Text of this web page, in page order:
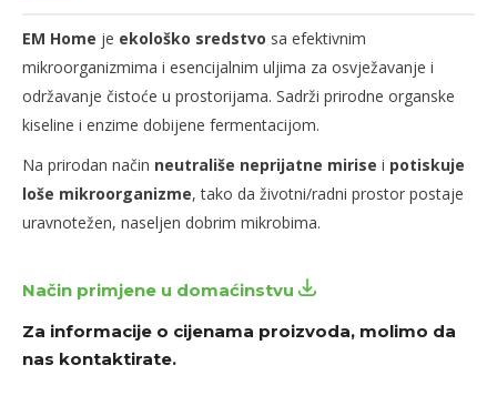
EM Home je ekološko sredstvo sa efektivnim
mikroorganizmima i esencijalnim uljima za osvježavanje i
održavanje čistoće u prostorijama. Sadrži prirodne organske
kiseline i enzime dobijene fermentacijom.
Na prirodan način neutrališe neprijatne mirise i potiskuje
loše mikroorganizme, tako da životni/radni prostor postaje
uravnotežen, naseljen dobrim mikrobima.
Način primjene u domaćinstvu
Za informacije o cijenama proizvoda, molimo da
nas kontaktirate.